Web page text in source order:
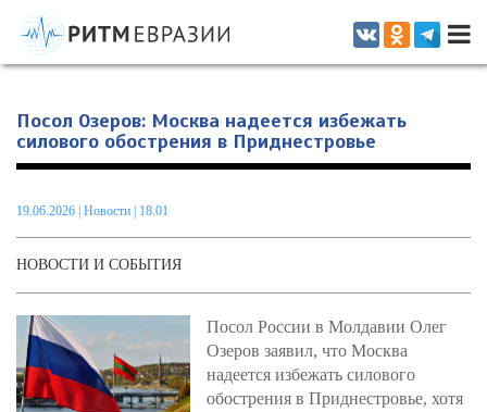
Информационно-аналитическое издание, посвященное актуальным
проблемам интеграции на постсоветском пространстве
Посол Озеров: Москва надеется избежать
силового обострения в Приднестровье
19.06.2026 Новости | 18.01
НОВОСТИ И СОБЫТИЯ
Посол России в Молдавии Олег
Озеров заявил, что Москва
надеется избежать силового
обострения в Приднестровье, хотя